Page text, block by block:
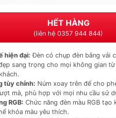
HẾT HÀNG
(liên hệ 0357 944 844)
hiện đại: Đèn có chụp đèn bằng vải
sang trọng cho mọi không gian
tùy chỉnh: Núm xoay trên đế cho
mà, phù hợp với mọi nhu cầu sử
RGB: Chức năng đèn màu RGB tạo
khóa màu yêu thích.